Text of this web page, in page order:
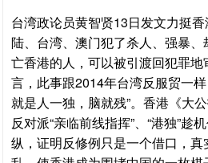
台湾政论员黄智贤13日发文力挺
陆、台湾、澳门犯了杀人、强暴
亡香港的人，可以被引渡回犯罪地
言，此事跟2014年台湾反服贸一
就是人一独，脑就残”。香港《大
反对派“亲临前线指挥”、“港独”趁
纵，证明反修例只是一个借口，